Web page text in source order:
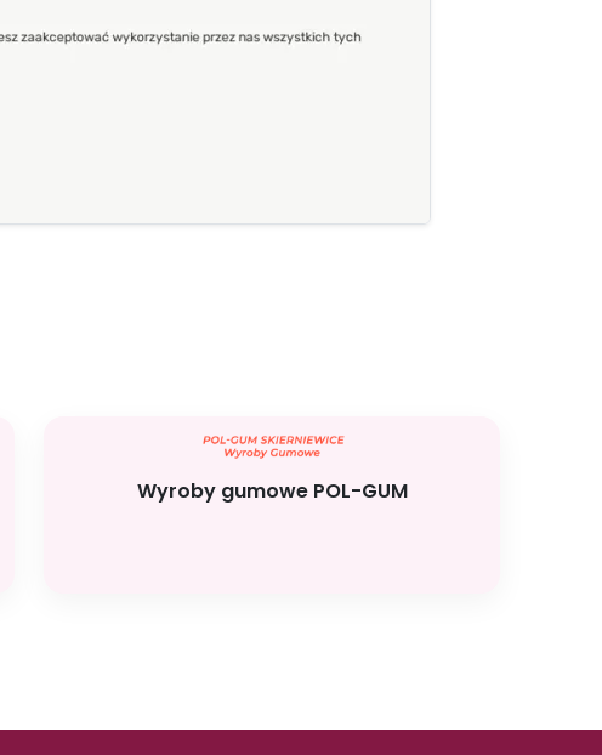
Wyroby gumowe POL-GUM